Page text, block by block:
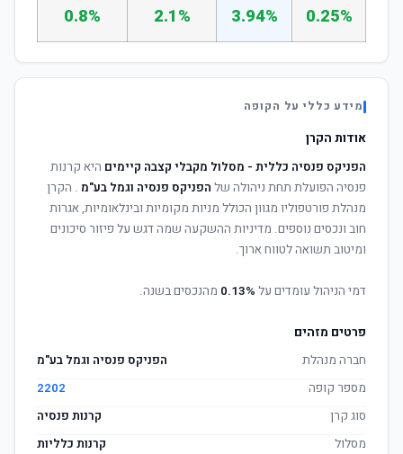
0.25%
3.94%
2.1%
0.8%
מידע כללי על הקופה
אודות הקרן
הפניקס פנסיה כללית - מסלול מקבלי קצבה קיימים היא קרנות
פנסיה הפועלת תחת ניהולה של הפניקס פנסיה וגמל בע"מ . הקרן
מנהלת פורטפוליו מגוון הכולל מניות מקומיות ובינלאומיות, אגרות
חוב ונכסים נוספים. מדיניות ההשקעה שמה דגש על פיזור סיכונים
ומיטוב תשואה לטווח ארוך.
דמי הניהול עומדים על 0.13% מהנכסים בשנה.
פרטים מזהים
חברה מנהלת
הפניקס פנסיה וגמל בע"מ
מספר קופה
2202
סוג קרן
קרנות פנסיה
מסלול
קרנות כלליות